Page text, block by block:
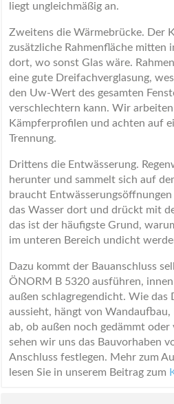
liegt ungleichmäßig an.
Zweitens die Wärmebrücke. Der
zusätzliche Rahmenfläche mitten
dort, wo sonst Glas wäre.
eine gute Dreifachverglasung,
den Uw-Wert des gesamten
verschlechtern kann. Wir
Kämpferprofilen und achten auf
Trennung.
Drittens die Entwässerung.
herunter und sammelt sich auf
braucht
das Wasser dort und drückt mit
das ist der häufigste Grund,
im unteren Bereich undicht
Dazu kommt der Bauanschluss
ÖNORM B 5320 ausführen,
außen schlagregendicht. Wie das
aussieht, hängt von
ab, ob außen noch gedämmt
sehen wir uns das Bauvorhaben
Anschluss festlegen. Mehr zum
lesen Sie in unserem Beitrag zum